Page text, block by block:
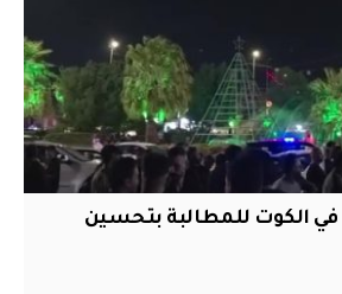
في الكوت للمطالبة بتحسين